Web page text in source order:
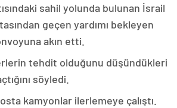
sahil yolunda bulunan İsrail
geçen yardımı bekleyen
akın etti.
tehdit olduğunu düşündükleri
söyledi.
kamyonlar ilerlemeye çalıştı.